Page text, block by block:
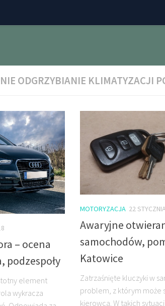
ODGRZYBIANIE KLIMATYZACJI
– ocena
podzespoły
element
wykracza
MOTORYZACJA 22
Awaryjne
samochodów,
Katowice
Zatrzaśnięte kluczyki w
problem, z którym może
kierowca. W takich